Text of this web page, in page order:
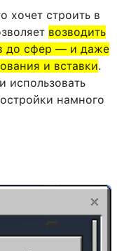
хочет строить в
возводить
до сфер — и даже
и вставки.
использовать
намного